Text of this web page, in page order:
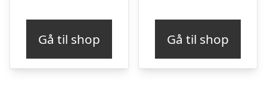
Gå til shop Gå til shop